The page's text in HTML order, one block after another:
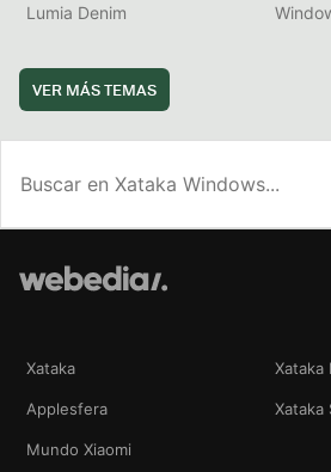
Lumia Denim
VER MÁS TEMAS
Xataka Xataka
Applesfera Xataka
Mundo Xiaomi